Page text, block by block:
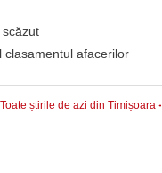
clasamentul afacerilor
Toate știrile de azi din Timișoara